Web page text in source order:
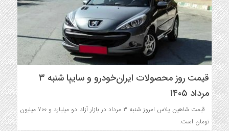
قیمت روز محصولات ایران‌خودرو و سایپا شنبه ۳
مرداد ۱۴۰۵
قیمت شاهین پلاس امروز شنبه ۳ مرداد در بازار آزاد دو میلیارد و ۷۰۰ میلیون
تومان است.